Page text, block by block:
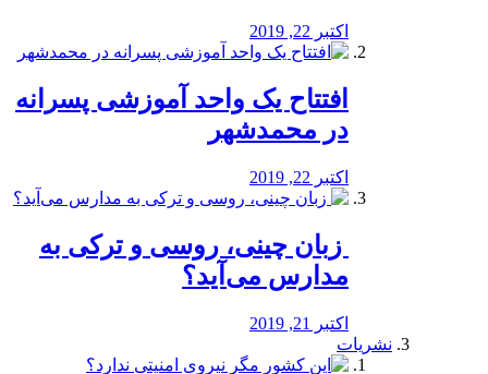
اکتبر 22, 2019
افتتاح یک واحد آموزشی پسرانه
در محمدشهر
اکتبر 22, 2019
️ زبان چینی، روسی و ترکی به
مدارس می‌آید؟
اکتبر 21, 2019
نشریات